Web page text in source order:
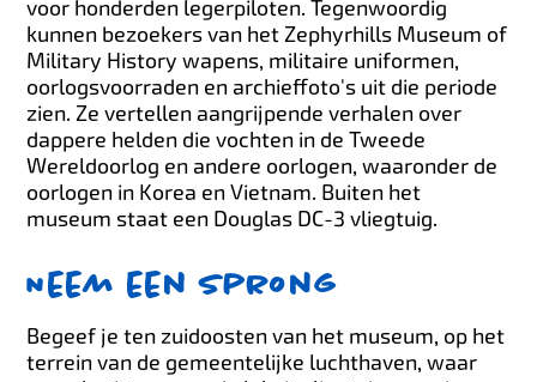
voor honderden legerpiloten. Tegenwoordig
kunnen bezoekers van het Zephyrhills Museum of
Military History wapens, militaire uniformen,
oorlogsvoorraden en archieffoto's uit die periode
zien. Ze vertellen aangrijpende verhalen over
dappere helden die vochten in de Tweede
Wereldoorlog en andere oorlogen, waaronder de
oorlogen in Korea en Vietnam. Buiten het
museum staat een Douglas DC-3 vliegtuig.
Neem een sprong
Begeef je ten zuidoosten van het museum, op het
terrein van de gemeentelijke luchthaven, waar